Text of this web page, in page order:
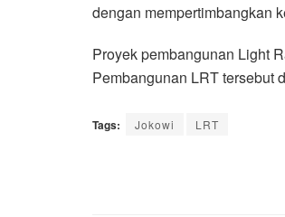
dengan mempertimbangkan
Proyek pembangunan Light
Pembangunan LRT tersebut
Tags: Jokowi LRT